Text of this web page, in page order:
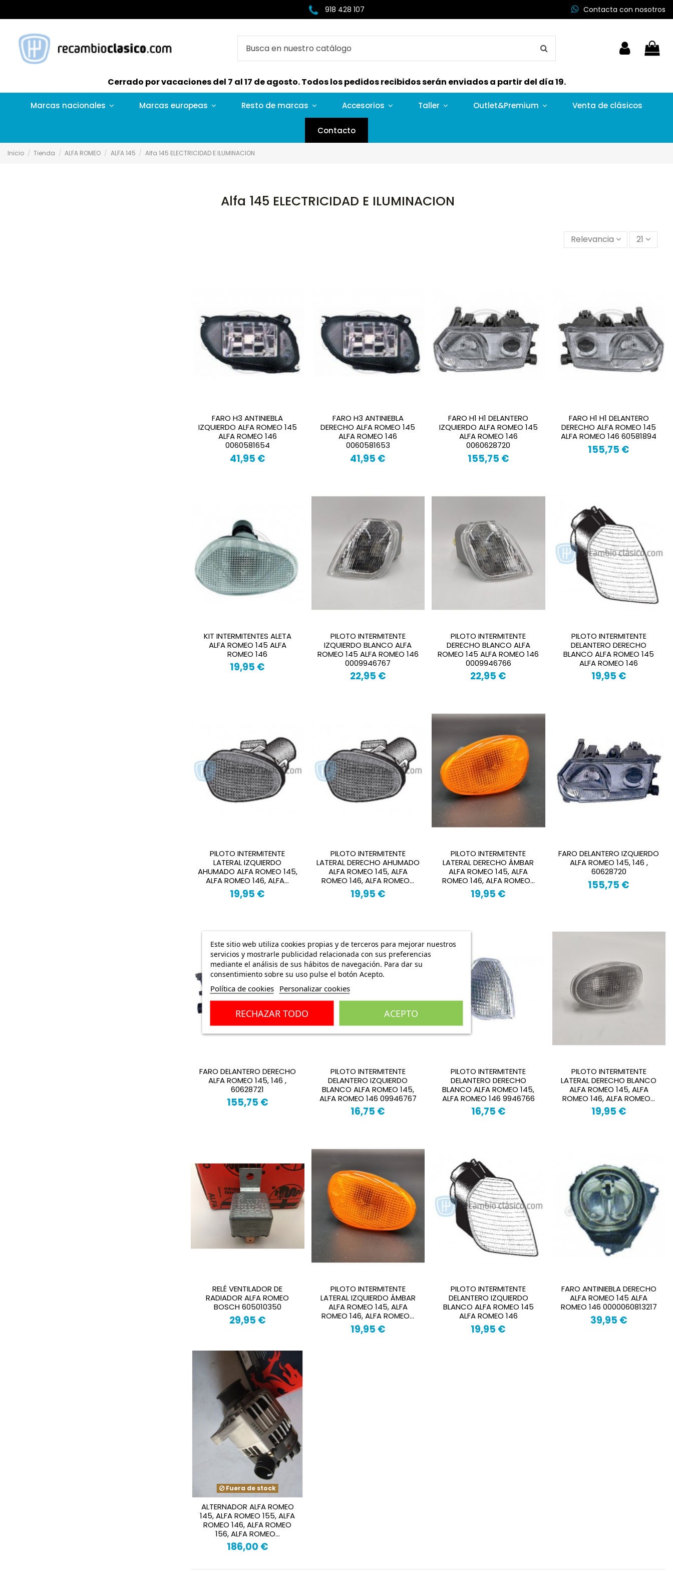
918 428 107 Contacta con nosotros
Cerrado por vacaciones del 7 al 17 de agosto. Todos los pedidos recibidos serán enviados a partir del día 19.
Marcas nacionales Marcas europeas Resto de marcas Accesorios Taller Outlet&Premium Venta de clásicos
Contacto
Inicio Tienda ALFA ROMEO ALFA 145 Alfa 145 ELECTRICIDAD E ILUMINACION
Alfa 145 ELECTRICIDAD E ILUMINACION
Relevancia 21
FARO H3 ANTINIEBLA
IZQUIERDO ALFA ROMEO 145
ALFA ROMEO 146
0060581654
41,95 €
FARO H3 ANTINIEBLA
DERECHO ALFA ROMEO 145
ALFA ROMEO 146
0060581653
41,95 €
FARO H1 H1 DELANTERO
IZQUIERDO ALFA ROMEO 145
ALFA ROMEO 146
0060628720
155,75 €
FARO H1 H1 DELANTERO
DERECHO ALFA ROMEO 145
ALFA ROMEO 146 60581894
155,75 €
KIT INTERMITENTES ALETA
ALFA ROMEO 145 ALFA
ROMEO 146
19,95 €
PILOTO INTERMITENTE
IZQUIERDO BLANCO ALFA
ROMEO 145 ALFA ROMEO 146
0009946767
22,95 €
PILOTO INTERMITENTE
DERECHO BLANCO ALFA
ROMEO 145 ALFA ROMEO 146
0009946766
22,95 €
PILOTO INTERMITENTE
DELANTERO DERECHO
BLANCO ALFA ROMEO 145
ALFA ROMEO 146
19,95 €
PILOTO INTERMITENTE
LATERAL IZQUIERDO
AHUMADO ALFA ROMEO 145,
ALFA ROMEO 146, ALFA...
19,95 €
PILOTO INTERMITENTE
LATERAL DERECHO AHUMADO
ALFA ROMEO 145, ALFA
ROMEO 146, ALFA ROMEO...
19,95 €
PILOTO INTERMITENTE
LATERAL DERECHO ÁMBAR
ALFA ROMEO 145, ALFA
ROMEO 146, ALFA ROMEO...
19,95 €
FARO DELANTERO IZQUIERDO
ALFA ROMEO 145, 146 ,
60628720
155,75 €
FARO DELANTERO DERECHO
ALFA ROMEO 145, 146 ,
60628721
155,75 €
PILOTO INTERMITENTE
DELANTERO IZQUIERDO
BLANCO ALFA ROMEO 145,
ALFA ROMEO 146 09946767
16,75 €
PILOTO INTERMITENTE
DELANTERO DERECHO
BLANCO ALFA ROMEO 145,
ALFA ROMEO 146 9946766
16,75 €
PILOTO INTERMITENTE
LATERAL DERECHO BLANCO
ALFA ROMEO 145, ALFA
ROMEO 146, ALFA ROMEO...
19,95 €
RELÉ VENTILADOR DE
RADIADOR ALFA ROMEO
BOSCH 605010350
29,95 €
PILOTO INTERMITENTE
LATERAL IZQUIERDO ÁMBAR
ALFA ROMEO 145, ALFA
ROMEO 146, ALFA ROMEO...
19,95 €
PILOTO INTERMITENTE
DELANTERO IZQUIERDO
BLANCO ALFA ROMEO 145
ALFA ROMEO 146
19,95 €
FARO ANTINIEBLA DERECHO
ALFA ROMEO 145 ALFA
ROMEO 146 0000060813217
39,95 €
Fuera de stock
ALTERNADOR ALFA ROMEO
145, ALFA ROMEO 155, ALFA
ROMEO 146, ALFA ROMEO
156, ALFA ROMEO...
186,00 €
Este sitio web utiliza cookies propias y de terceros para mejorar nuestros
servicios y mostrarle publicidad relacionada con sus preferencias
mediante el análisis de sus hábitos de navegación. Para dar su
consentimiento sobre su uso pulse el botón Acepto.
Política de cookies Personalizar cookies
RECHAZAR TODO ACEPTO